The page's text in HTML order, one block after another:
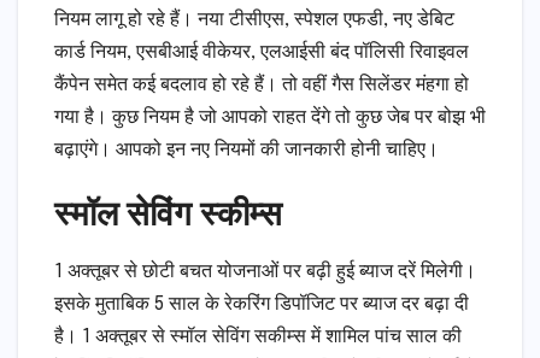
नियम लागू हो रहे हैं। नया टीसीएस, स्पेशल एफडी, नए डेबिट
कार्ड नियम, एसबीआई वीकेयर, एलआईसी बंद पॉलिसी रिवाइवल
कैंपेन समेत कई बदलाव हो रहे हैं। तो वहीं गैस सिलेंडर मंहगा हो
गया है। कुछ नियम है जो आपको राहत देंगे तो कुछ जेब पर बोझ भी
बढ़ाएंगे। आपको इन नए नियमों की जानकारी होनी चाहिए।
स्मॉल सेविंग स्कीम्स
1 अक्तूबर से छोटी बचत योजनाओं पर बढ़ी हुई ब्याज दरें मिलेगी।
इसके मुताबिक 5 साल के रेकरिंग डिपॉजिट पर ब्याज दर बढ़ा दी
है। 1 अक्तूबर से स्मॉल सेविंग सकीम्स में शामिल पांच साल की